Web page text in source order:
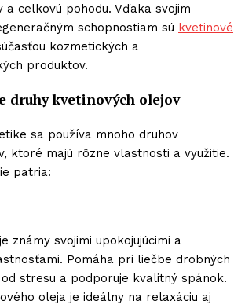
a celkovú pohodu. Vďaka svojim
schopnostiam sú kvetinové
kozmetických a
produktov.
druhy kvetinových olejov
sa používa mnoho druhov
ktoré majú rôzne vlastnosti a využitie.
patria:
známy svojimi upokojujúcimi a
Pomáha pri liečbe drobných
stresu a podporuje kvalitný spánok.
oleja je ideálny na relaxáciu aj